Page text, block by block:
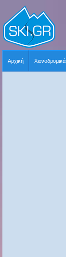
Αρχική Χιονοδρομικά